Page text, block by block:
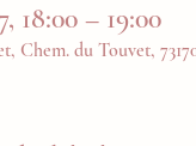
18:00 – 19:00
Chem. du Touvet,